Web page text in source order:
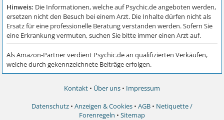
Kontakt • Über uns • Impressum
Datenschutz • Anzeigen & Cookies • AGB • Netiquette /
Forenregeln • Sitemap